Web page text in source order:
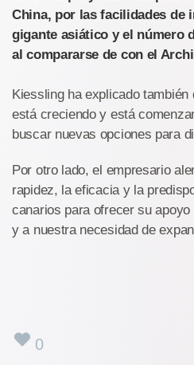
China, por las facilidades de
gigante asiático y el número
al compararse de con el
Kiessling ha explicado
está creciendo y está
buscar nuevas opciones para
Por otro lado, el empresario
rapidez, la eficacia y la
canarios para ofrecer su
y a nuestra necesidad de
0